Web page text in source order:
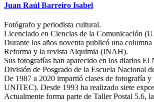
Juan Raúl Barreiro Isabel
Fotógrafo y periodista cultural.
Licenciado en Ciencias de la Comunicación
Durante los años noventa publicó una
Reforma y la revista Alquimia (INAH).
Sus fotografías han aparecido en los diarios
División de Posgrado de la Escuela Nacional
De 1987 a 2020 impartió clases de fotografía
UNITEC). Desde 1993 ha realizado siete
Actualmente forma parte de Taller Postal 5.6,